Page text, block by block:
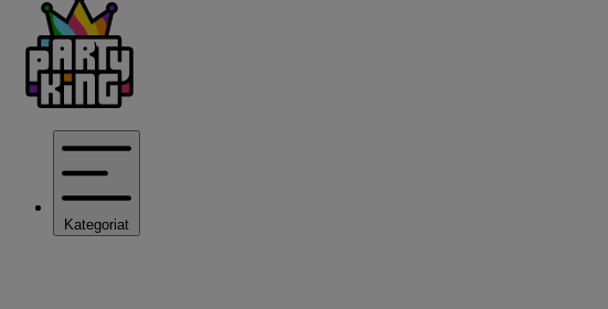
Kategoriat